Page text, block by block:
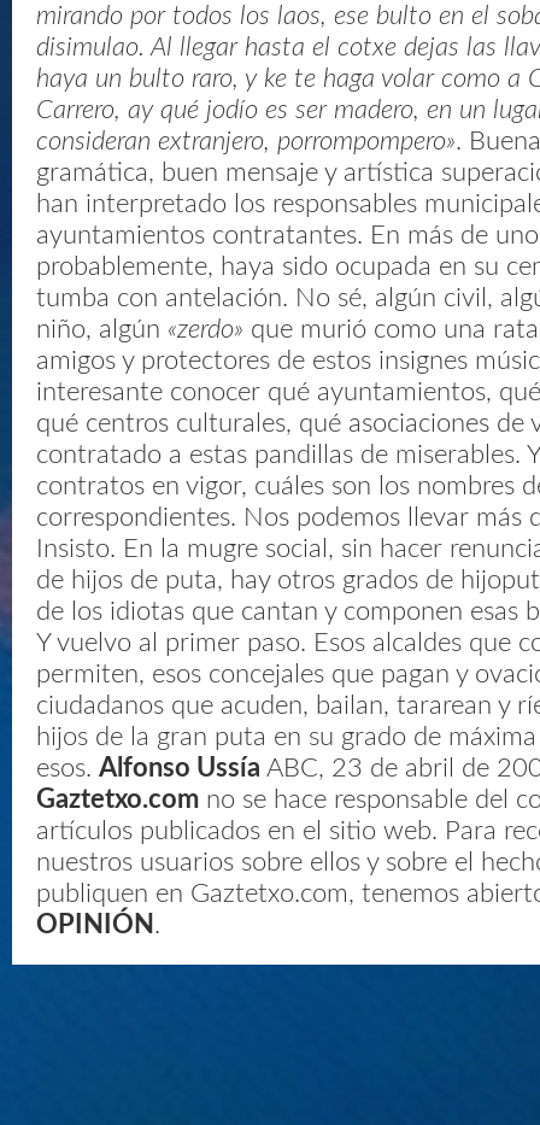
mirando por todos los laos, ese bulto en el
disimulao. Al llegar hasta el cotxe dejas las
haya un bulto raro, y ke te haga volar como a
Carrero, ay qué jodío es ser madero, en un
consideran extranjero, porrompompero».
gramática, buen mensaje y artística
han interpretado los responsables
ayuntamientos contratantes. En más de
probablemente, haya sido ocupada en su
tumba con antelación. No sé, algún civil,
niño, algún «zerdo» que murió como una
amigos y protectores de estos insignes
interesante conocer qué ayuntamientos,
qué centros culturales, qué asociaciones de
contratado a estas pandillas de miserables.
contratos en vigor, cuáles son los nombres
correspondientes. Nos podemos llevar más
Insisto. En la mugre social, sin hacer
de hijos de puta, hay otros grados de
de los idiotas que cantan y componen esas
Y vuelvo al primer paso. Esos alcaldes que
permiten, esos concejales que pagan y
ciudadanos que acuden, bailan, tararean y
hijos de la gran puta en su grado de máxima
esos. Alfonso Ussía ABC, 23 de abril de
Gaztetxo.com no se hace responsable del
artículos publicados en el sitio web. Para
nuestros usuarios sobre ellos y sobre el
publiquen en Gaztetxo.com, tenemos
OPINIÓN .